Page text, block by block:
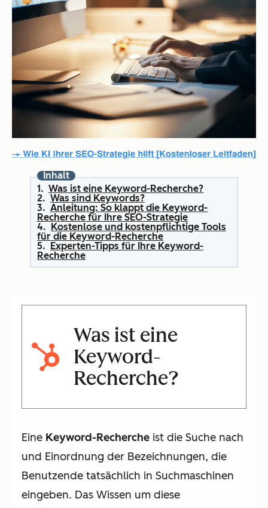
Inhalt
Was ist eine Keyword-Recherche?
Was sind Keywords?
Anleitung: So klappt die Keyword-
Recherche für Ihre SEO-Strategie
Kostenlose und kostenpflichtige Tools
für die Keyword-Recherche
Experten-Tipps für Ihre Keyword-
Recherche
Was ist eine
Keyword-
Recherche?
Eine Keyword-Recherche ist die Suche nach
und Einordnung der Bezeichnungen, die
Benutzende tatsächlich in Suchmaschinen
eingeben. Das Wissen um diese